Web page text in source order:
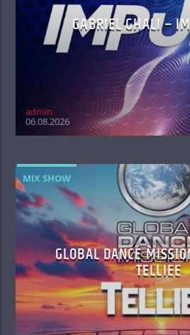
GABRIEL GHALI –
admin
06.08.2026
MIX SHOW
GLOBAL DANCE
TELLIEE